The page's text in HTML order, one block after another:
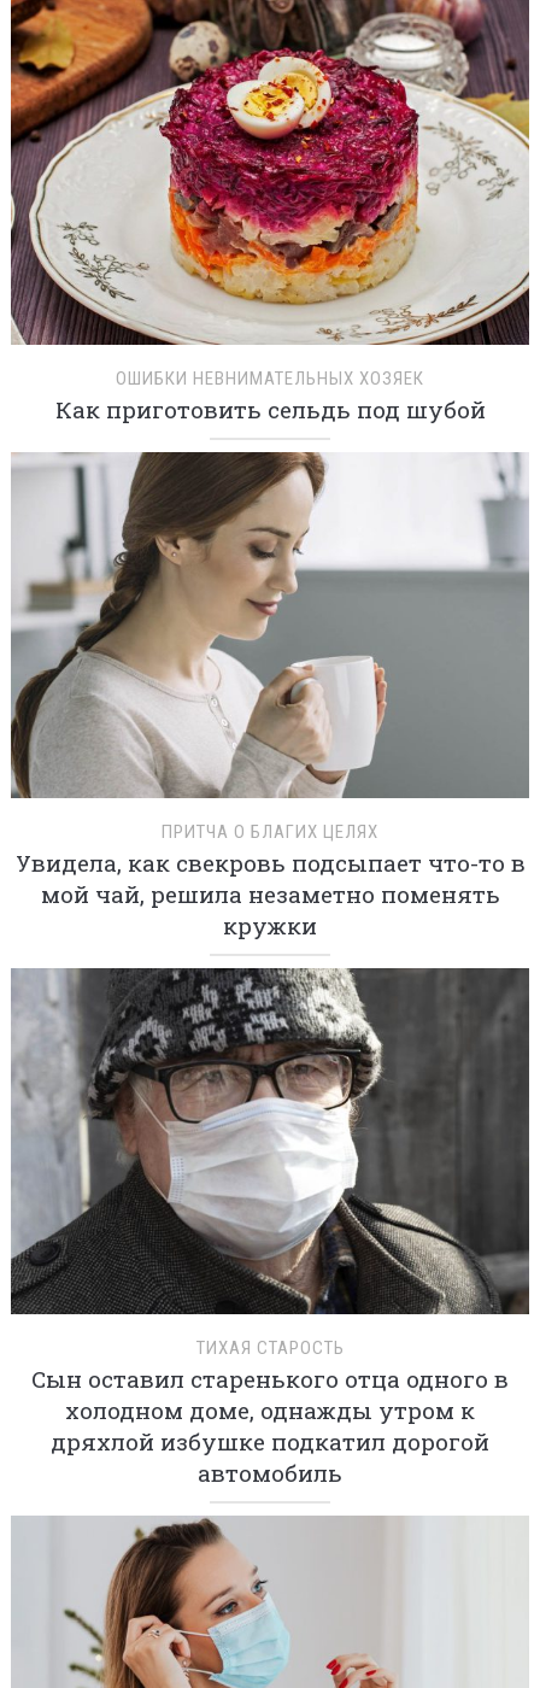
ОШИБКИ НЕВНИМАТЕЛЬНЫХ ХОЗЯЕК
Как приготовить сельдь под шубой
ПРИТЧА О БЛАГИХ ЦЕЛЯХ
Увидела, как свекровь подсыпает что-то в
мой чай, решила незаметно поменять
кружки
ТИХАЯ СТАРОСТЬ
Сын оставил старенького отца одного в
холодном доме, однажды утром к
дряхлой избушке подкатил дорогой
автомобиль